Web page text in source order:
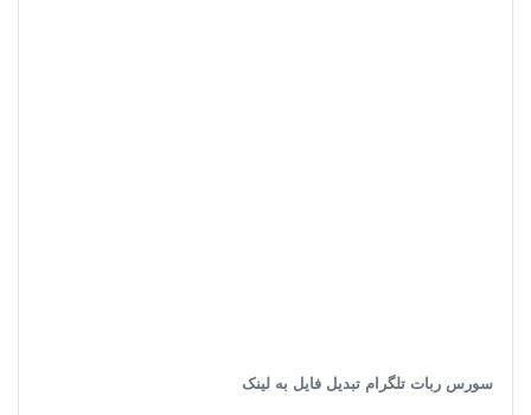
سورس ربات تلگرام تبدیل فایل به لینک